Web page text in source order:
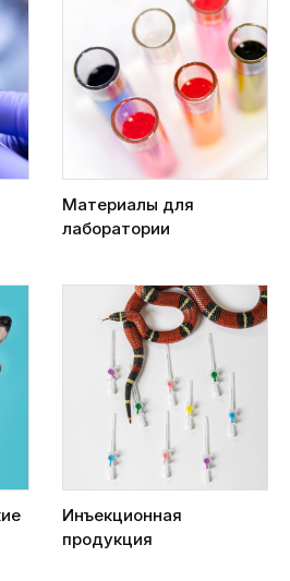
Материалы для
лаборатории
Инъекционная
продукция